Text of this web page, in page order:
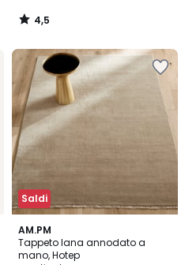
4,5
/
Saldi
AM.PM
Tappeto lana annodato a
mano, Hotep
3,6
/ 5
7
Colori